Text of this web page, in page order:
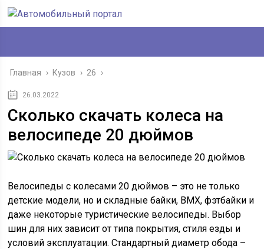
Главная › Кузов › 26 ›
26.03.2022
Сколько скачать колеса на
велосипеде 20 дюймов
Велосипеды с колесами 20 дюймов – это не только
детские модели, но и складные байки, BMX, фэтбайки и
даже некоторые туристические велосипеды. Выбор
шин для них зависит от типа покрытия, стиля езды и
условий эксплуатации. Стандартный диаметр обода –